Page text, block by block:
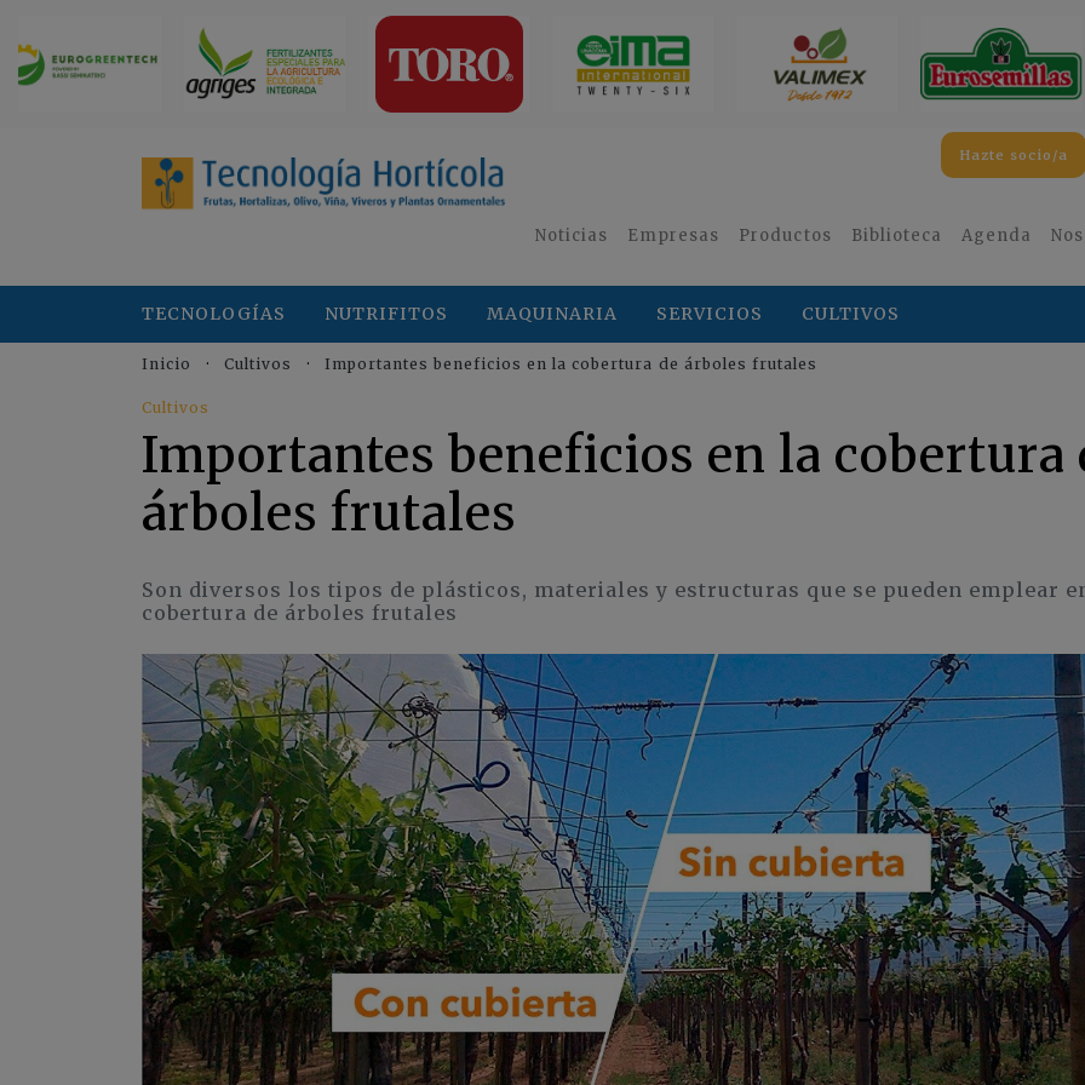
Hazte socio/a
Noticias Empresas Productos Biblioteca Agenda
TECNOLOGÍAS NUTRIFITOS MAQUINARIA SERVICIOS CULTIVOS
Inicio Cultivos Importantes beneficios en la cobertura de árboles frutales
Cultivos
Importantes beneficios en la cobertura
árboles frutales
Son diversos los tipos de plásticos, materiales y estructuras que se pueden emplear
cobertura de árboles frutales